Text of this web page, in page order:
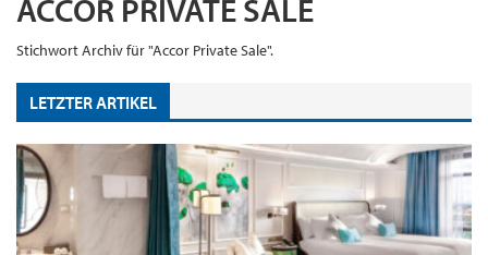
ACCOR PRIVATE SALE
Stichwort Archiv für "Accor Private Sale".
LETZTER ARTIKEL